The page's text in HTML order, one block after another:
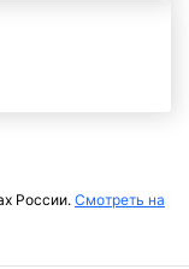
России. Смотреть на